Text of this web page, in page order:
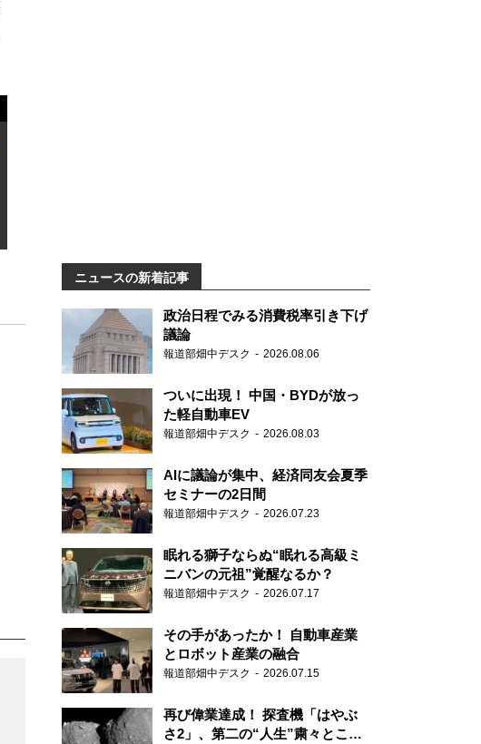
ニュースの新着記事
政治日程でみる消費税率引き下げ
議論
報道部畑中デスク 2026.08.06
ついに出現！ 中国・BYDが放っ
た軽自動車EV
報道部畑中デスク 2026.08.03
AIに議論が集中、経済同友会夏季
セミナーの2日間
報道部畑中デスク 2026.07.23
眠れる獅子ならぬ“眠れる高級ミ
ニバンの元祖”覚醒なるか？
報道部畑中デスク 2026.07.17
その手があったか！ 自動車産業
とロボット産業の融合
報道部畑中デスク 2026.07.15
再び偉業達成！ 探査機「はやぶ
さ2」、第二の“人生”粛々とこな